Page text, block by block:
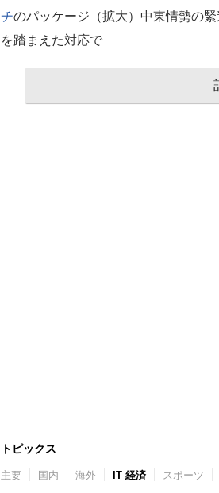
チのパッケージ（拡大）中東情勢の
を踏まえた対応で
トピックス
主要 国内 海外 IT 経済 スポーツ